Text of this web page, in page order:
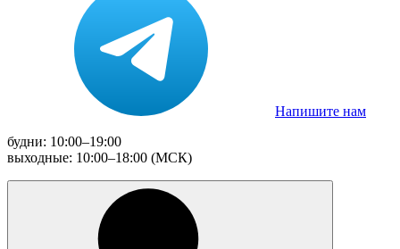
Напишите нам
будни: 10:00–19:00
выходные: 10:00–18:00 (МСК)